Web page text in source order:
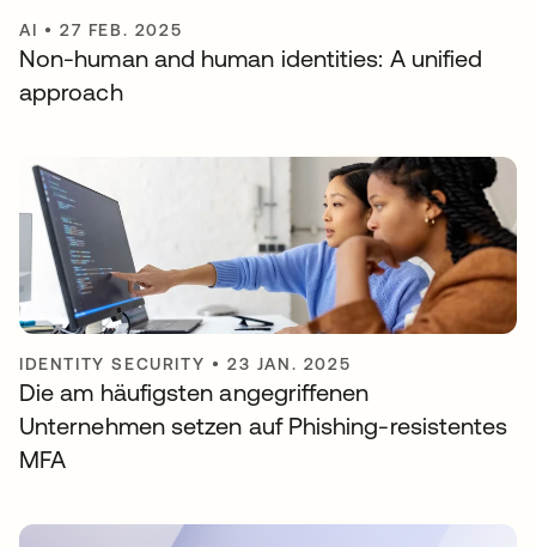
AI •27 FEB. 2025
Non-human and human identities: A unified
approach
IDENTITY SECURITY •23 JAN. 2025
Die am häufigsten angegriffenen
Unternehmen setzen auf Phishing-resistentes
MFA